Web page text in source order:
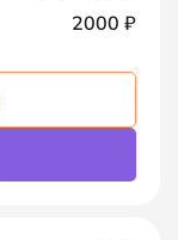
2000 ₽